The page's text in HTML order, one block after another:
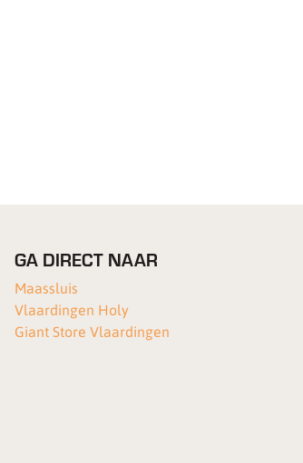
GA DIRECT NAAR
Maassluis
Vlaardingen Holy
Giant Store Vlaardingen